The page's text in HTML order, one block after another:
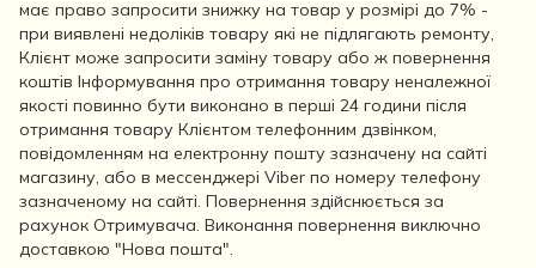
має право запросити знижку на товар у розмірі до 7% -
при виявлені недоліків товару які не підлягають ремонту,
Клієнт може запросити заміну товару або ж повернення
коштів Інформування про отримання товару неналежної
якості повинно бути виконано в перші 24 години після
отримання товару Клієнтом телефонним дзвінком,
повідомленням на електронну пошту зазначену на сайті
магазину, або в мессенджері Viber по номеру телефону
зазначеному на сайті. Повернення здійснюється за
рахунок Отримувача. Виконання повернення виключно
доставкою "Нова пошта".